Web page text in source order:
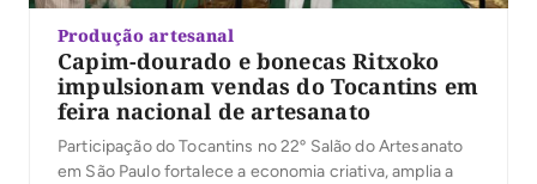
Produção artesanal
Capim-dourado e bonecas Ritxoko
impulsionam vendas do Tocantins em
feira nacional de artesanato
Participação do Tocantins no 22º Salão do Artesanato
em São Paulo fortalece a economia criativa, amplia a